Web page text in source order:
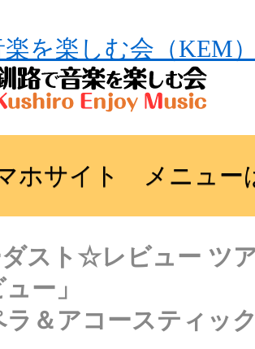
楽を楽しむ会（
ホサイト メニュー
スト☆レビュー ツ
ー」
ラ＆アコースティッ